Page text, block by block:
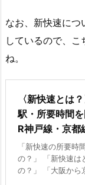
なお、新快速につ
しているので、
ね。
〈新快速とは
駅・所要時間
R神戸線・京都
「新快速の所要時
の？」 「新快速は
の？」 「大阪から